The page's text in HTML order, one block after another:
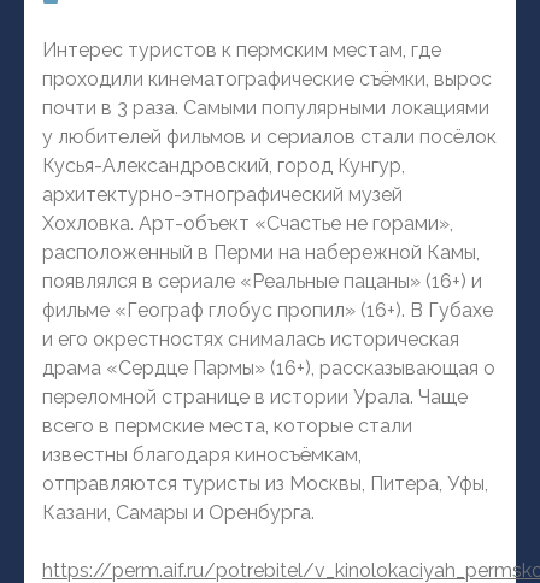
Интерес туристов к пермским местам, где
проходили кинематографические съёмки, вырос
почти в 3 раза. Самыми популярными локациями
у любителей фильмов и сериалов стали посёлок
Кусья-Александровский, город Кунгур,
архитектурно-этнографический музей
Хохловка. Арт-объект «Счастье не горами»,
расположенный в Перми на набережной Камы,
появлялся в сериале «Реальные пацаны» (16+) и
фильме «Географ глобус пропил» (16+). В Губахе
и его окрестностях снималась историческая
драма «Сердце Пармы» (16+), рассказывающая о
переломной странице в истории Урала. Чаще
всего в пермские места, которые стали
известны благодаря киносъёмкам,
отправляются туристы из Москвы, Питера, Уфы,
Казани, Самары и Оренбурга.
https://perm.aif.ru/potrebitel/